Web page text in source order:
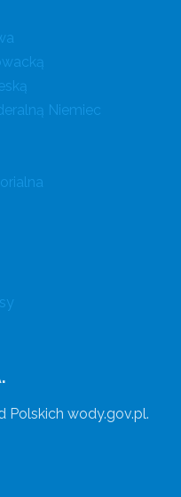
Niemiec
Polskich wody.gov.pl.